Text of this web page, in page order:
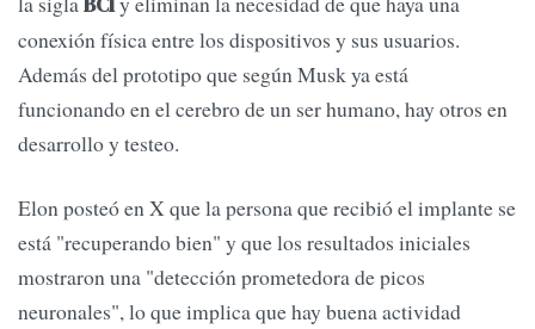
conexión física entre los dispositivos y sus usuarios.
Además del prototipo que según Musk ya está
funcionando en el cerebro de un ser humano, hay otros en
desarrollo y testeo.
Elon posteó en X que la persona que recibió el implante se
está "recuperando bien" y que los resultados iniciales
mostraron una "detección prometedora de picos
neuronales", lo que implica que hay buena actividad